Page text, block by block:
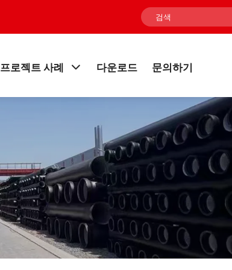
프로젝트 사례 다운로드 문의하기